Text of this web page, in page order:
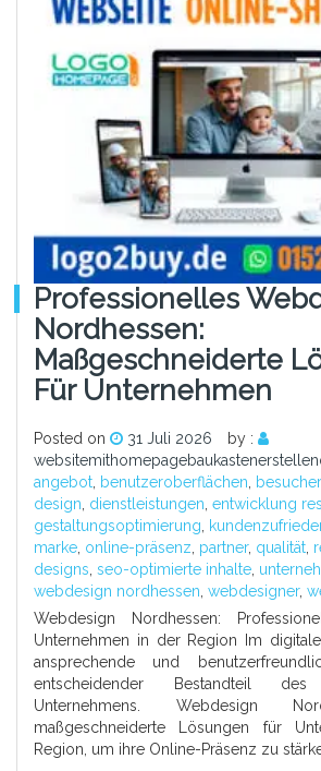
Professionelles
Nordhessen:
Maßgeschneiderte
Für Unternehmen
Posted on 31 Juli 2026
by :
angebot benutzeroberflächen besucher
design dienstleistungen entwicklung
gestaltungsoptimierung
marke online-präsenz partner, qualität
designs seo-optimierte inhalte
webdesign nordhessen webdesigner,
Webdesign Nordhessen:
Unternehmen in der Region Im
ansprechende und
entscheidender Bestandteil
Unternehmens. Webdesign
maßgeschneiderte Lösungen für
Region, um ihre Online-Präsenz zu